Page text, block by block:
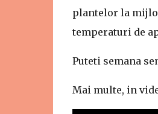
plantelor la
temperaturi de
Puteti semana
Mai multe, in